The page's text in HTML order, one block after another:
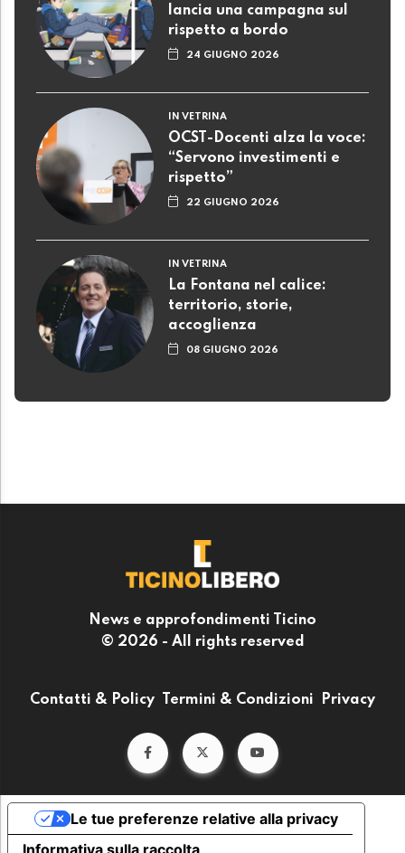
lancia una campagna sul
rispetto a bordo
24 GIUGNO 2026
IN VETRINA
OCST-Docenti alza la voce:
“Servono investimenti e
rispetto”
22 GIUGNO 2026
IN VETRINA
La Fontana nel calice:
territorio, storie,
accoglienza
08 GIUGNO 2026
News e approfondimenti Ticino
© 2026 - All rights reserved
Contatti & Policy Termini & Condizioni Privacy
Informativa sulla raccolta
Le tue preferenze relative alla privacy